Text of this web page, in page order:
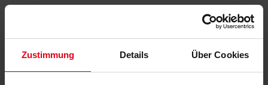
Zustimmung Details Über Cookies